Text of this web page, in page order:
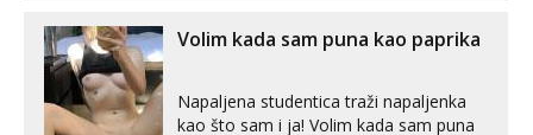
vjeruj mi, takve još nisi vidio. Uvijek sam
spremna za ONLOINE zabavu...
Volim kada sam puna kao paprika
Napaljena studentica traži napaljenka
kao što sam i ja! Volim kada sam puna